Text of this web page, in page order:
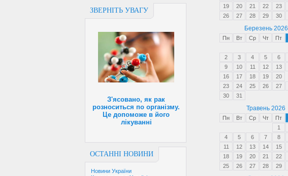
ЗВЕРНІТЬ УВАГУ
З'ясовано, як рак
розноситься по організму.
Це допоможе в його
лікуванні
ОСТАННІ НОВИНИ
Новини України
19
20 21 22 23
26
27 28 29 30
Березень 2026
Пн Вт Ср Чт Пт
2
3 4 5 6
9
10 11 12 13
16
17 18 19 20
23
24 25 26 27
30
31
Травень 2026
Пн Вт Ср Чт Пт
1
4
5 6 7 8
11
12 13 14 15
18
19 20 21 22
25
26 27 28 29